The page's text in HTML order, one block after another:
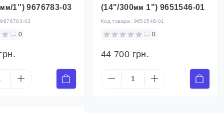
1'') 9676783-03
9676783-03
0
(14"/300мм 1") 9651546-01
Код товара: 9651546-01
0
44 700 грн.